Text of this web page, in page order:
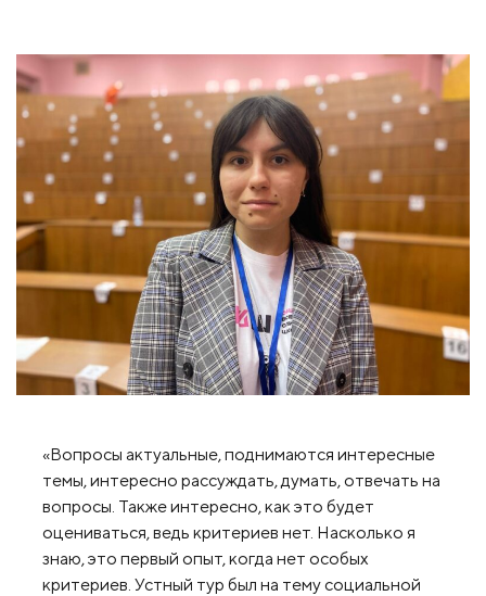
«Вопросы актуальные, поднимаются интересные
темы, интересно рассуждать, думать, отвечать на
вопросы. Также интересно, как это будет
оцениваться, ведь критериев нет. Насколько я
знаю, это первый опыт, когда нет особых
критериев. Устный тур был на тему социальной